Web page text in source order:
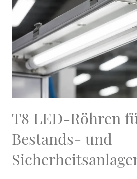
T8 LED-Röhren
Bestands- und